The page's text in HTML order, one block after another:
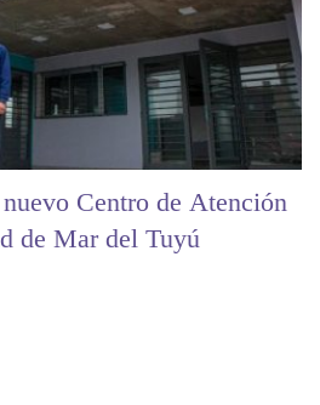
Centro de Atención
de Mar del Tuyú